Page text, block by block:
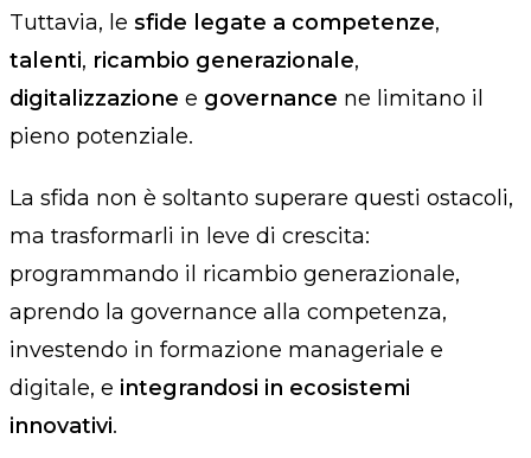
Tuttavia, le sfide legate a competenze,
talenti, ricambio generazionale,
digitalizzazione e governance ne limitano il
pieno potenziale.
La sfida non è soltanto superare questi ostacoli,
ma trasformarli in leve di crescita:
programmando il ricambio generazionale,
aprendo la governance alla competenza,
investendo in formazione manageriale e
digitale, e integrandosi in ecosistemi
innovativi.